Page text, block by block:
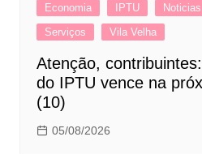
Economia IPTU Noticias
Serviços
Vila Velha
Atenção,
do IPTU vence na
(10)
05/08/2026